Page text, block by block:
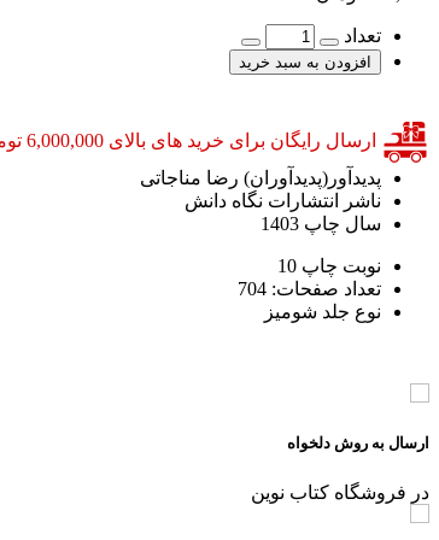
تعداد
افزودن به سبد خرید
ارسال رایگان برای خرید های بالای 6,000,000 تومان
پدیدآور(پدیدآوران) رضا مناجاتی
ناشر
انتشارات نگاه دانش
سال چاپ 1403
نوبت چاپ 10
تعداد صفحات: 704
نوع جلد شومیز
ارسال به روش دلخواه
در فروشگاه کتاب نوین